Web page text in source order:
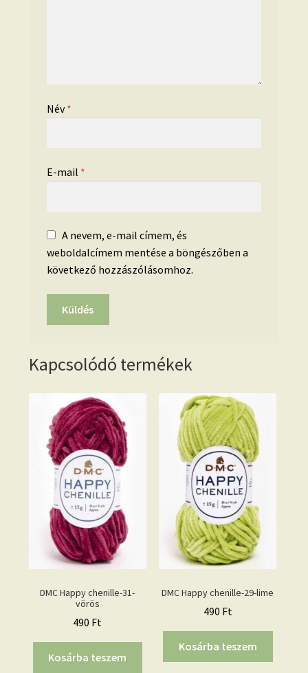
Név*
E-mail *
A nevem, e-mail címem, és
weboldalcímem mentése a böngészőben a
következő hozzászólásomhoz.
Kapcsolódó termékek
DMC Happy chenille-31-
vörös
490 Ft
Kosárba teszem
DMC Happy chenille-29-lime
490 Ft
Kosárba teszem